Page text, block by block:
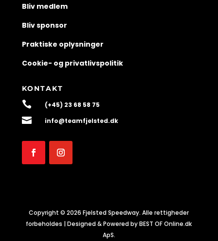
Bliv medlem
Bliv sponsor
Praktiske oplysninger
Cookie- og privatlivspolitik
KONTAKT
 (+45) 23 68 58 75
 info@teamfjelsted.dk
Copyright © 2026 Fjelsted Speedway. Alle rettigheder
forbeholdes | Designed & Powered by BEST OF Online.dk
ApS.